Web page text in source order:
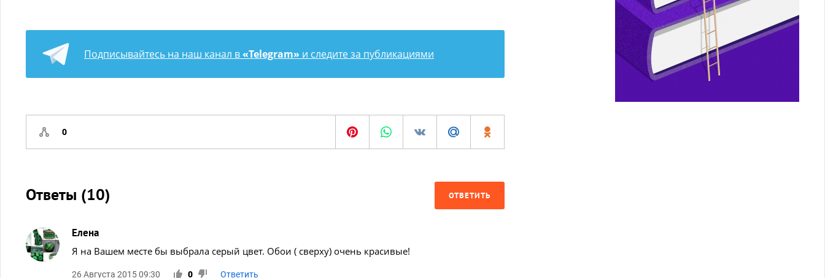
Подписывайтесь на наш канал в«Telegram» и следите за публикациями
0
Ответы (10) ОТВЕТИТЬ
Елена
Я на Вашем месте бы выбрала серый цвет. Обои ( сверху) очень красивые!
26 Августа 2015 09:30 0 Ответить